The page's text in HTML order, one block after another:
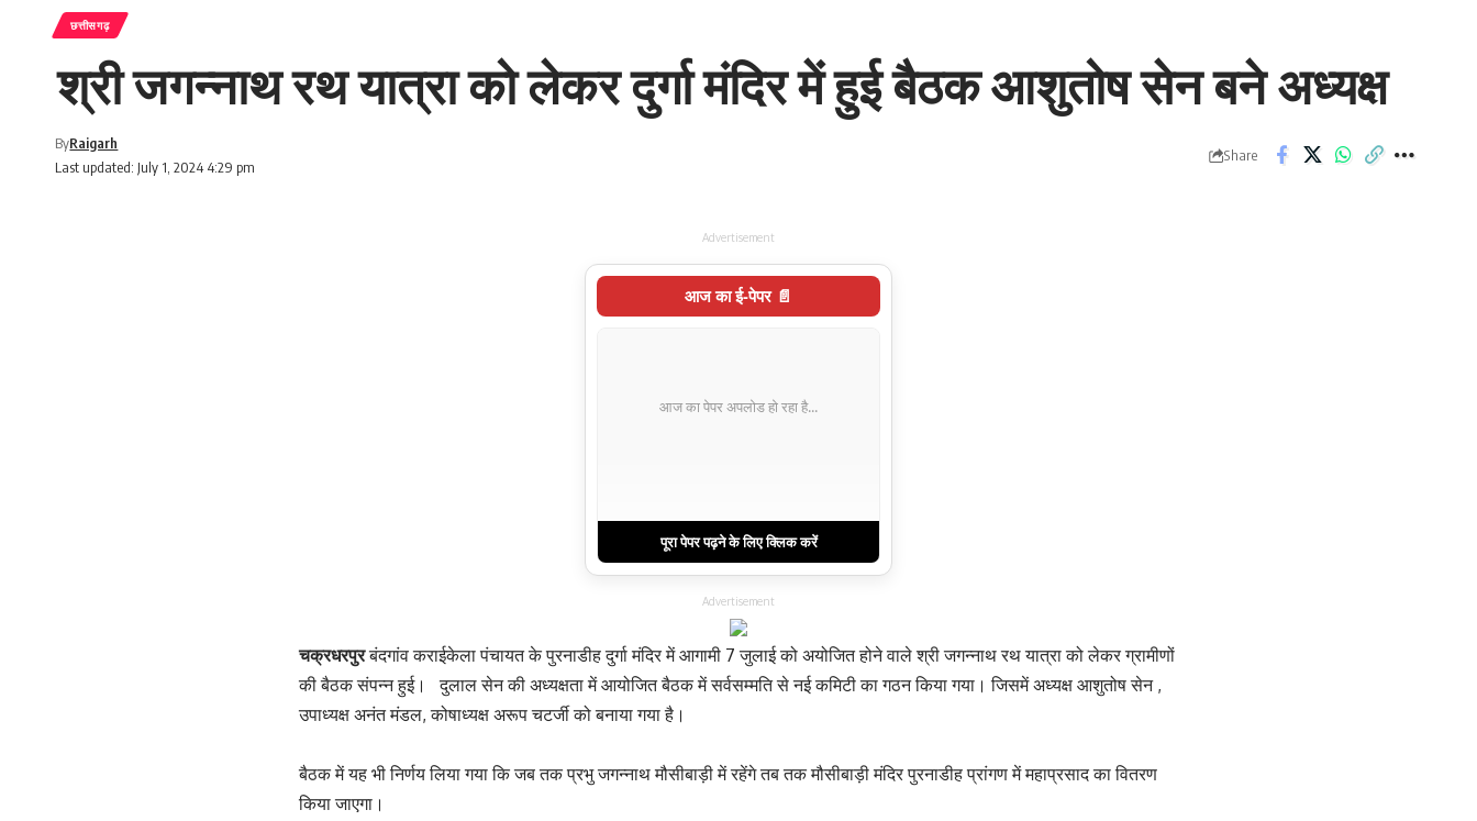
छत्तीसगढ़
श्री जगन्नाथ रथ यात्रा को लेकर दुर्गा मंदिर में हुई बैठक आशुतोष सेन बने अध्यक्ष
Last updated: July 1, 2024 4:29 pm
ByRaigarh
Share
Advertisement
आज का ई-पेपर 📄
आज का पेपर अपलोड हो रहा है...
पूरा पेपर पढ़ने के लिए क्लिक करें
Advertisement
चक्रधरपुरबंदगांव कराईकेला पंचायत के पुरनाडीह दुर्गा मंदिर में आगामी 7 जुलाई को अयोजित होने वाले श्री जगन्नाथ रथ यात्रा को लेकर ग्रामीणों
की बैठक संपन्न हुई। दुलाल सेन की अध्यक्षता में आयोजित बैठक में सर्वसम्मति से नई कमिटी का गठन किया गया। जिसमें अध्यक्ष आशुतोष सेन ,
उपाध्यक्ष अनंत मंडल, कोषाध्यक्ष अरूप चटर्जी को बनाया गया है।
बैठक में यह भी निर्णय लिया गया कि जब तक प्रभु जगन्नाथ मौसीबाड़ी में रहेंगे तब तक मौसीबाड़ी मंदिर पुरनाडीह प्रांगण में महाप्रसाद का वितरण
किया जाएगा।